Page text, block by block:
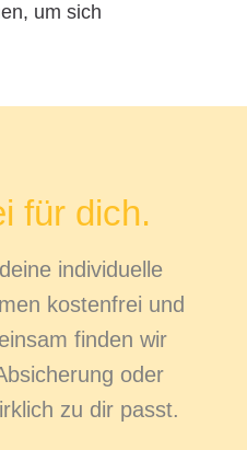
um sich
für dich.
individuelle
kostenfrei und
finden wir
oder
zu dir passt.